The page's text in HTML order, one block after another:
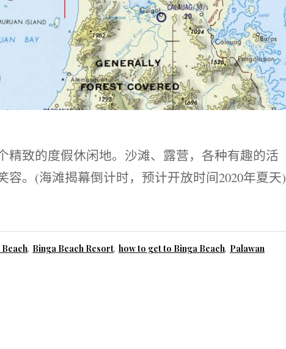
精致的度假休闲地。沙滩、露营，各种有趣的活
容。(海滩揭幕倒计时，预计开放时间2020年夏天)
, Binga Beach Resort, how to get to Binga Beach, Palawan